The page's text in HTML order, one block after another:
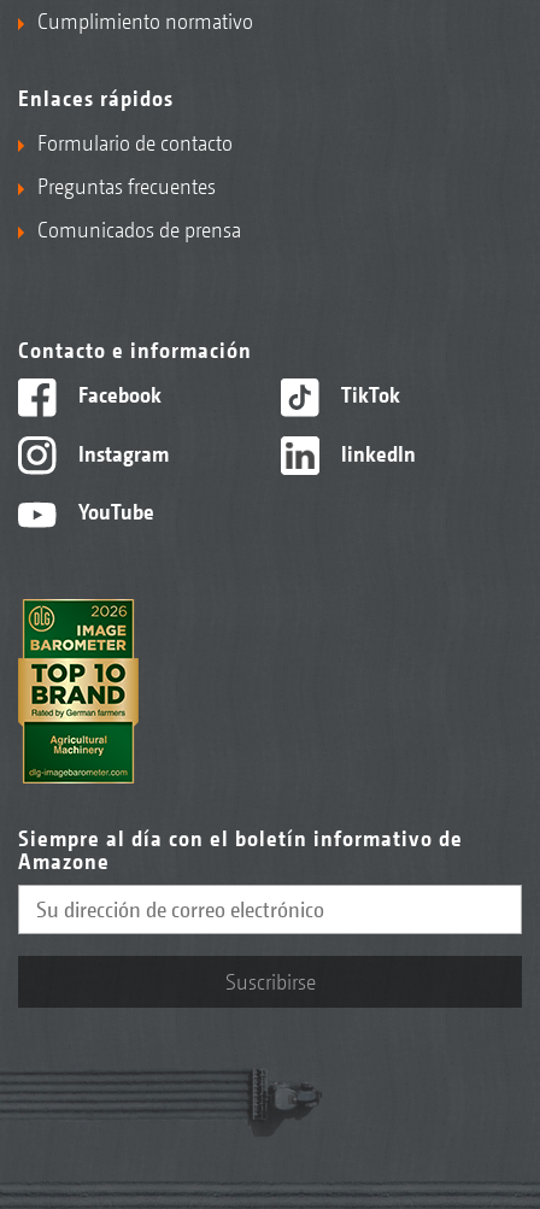
Cumplimiento normativo
Enlaces rápidos
Formulario de contacto
Preguntas frecuentes
Comunicados de prensa
Contacto e información
Facebook
Instagram
YouTube
TikTok
linkedIn
Siempre al día con el boletín informativo de
Amazone
Suscribirse